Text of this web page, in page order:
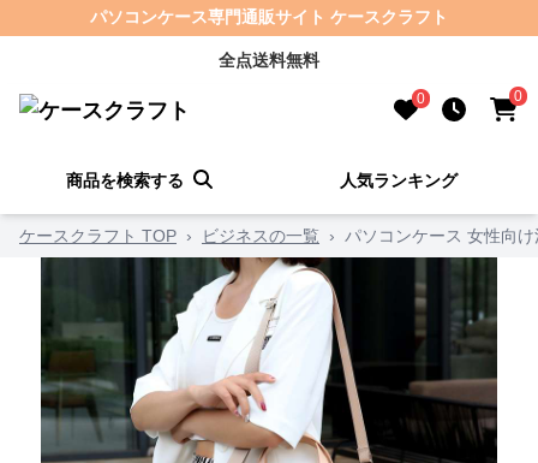
パソコンケース専門通販サイト ケースクラフト
全点送料無料
0 0
商品を検索する 人気ランキング
ケースクラフト TOP › ビジネスの一覧 › パソコンケース 女性向